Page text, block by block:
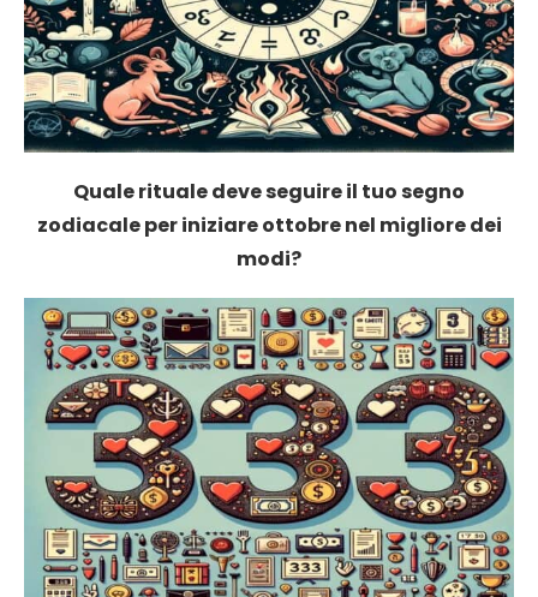
Quale rituale deve seguire il tuo segno
zodiacale per iniziare ottobre nel migliore dei
modi?